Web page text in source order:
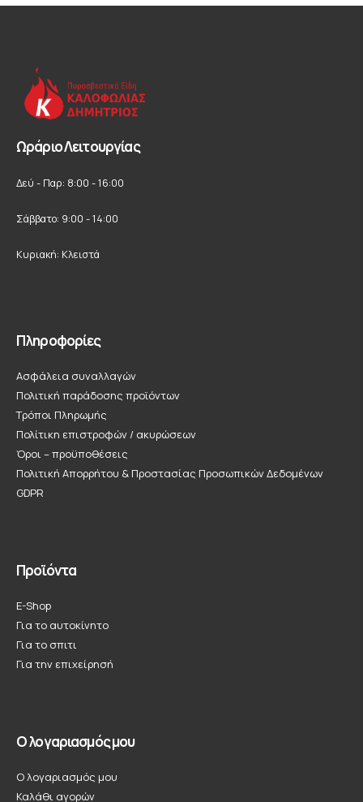
Ωράριο Λειτουργίας
Δεύ - Παρ: 8:00 - 16:00
Σάββατο: 9:00 - 14:00
Κυριακή: Κλειστά
Πληροφορίες
Ασφάλεια συναλλαγών
Πολιτική παράδοσης προϊόντων
Τρόποι Πληρωμής
Πολίτικη επιστροφών / ακυρώσεων
Όροι – προϋποθέσεις
Πολιτική Απορρήτου & Προστασίας Προσωπικών Δεδομένων
GDPR
Προϊόντα
E-Shop
Για το αυτοκίνητο
Για το σπιτι
Για την επιχείρησή
Ο λογαριασμός μου
Ο λογαριασμός μου
Καλάθι αγορών